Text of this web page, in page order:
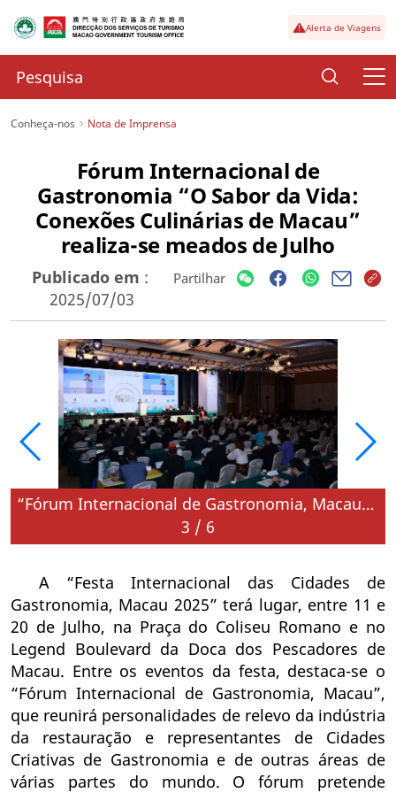
Alerta de Viagens
Conheça-nos Nota de Imprensa
Fórum Internacional de
Gastronomia “O Sabor da Vida:
Conexões Culinárias de Macau”
realiza-se meados de Julho
Publicado em :
2025/07/03
Partilhar
“Fórum Internacional de Gastronomia, Macau” promove intercâmbio internacional em cultura gastronómica em meados de Julho (imagem arquivo)
3 / 6
A “Festa Internacional das Cidades de
Gastronomia, Macau 2025” terá lugar, entre 11 e
20 de Julho, na Praça do Coliseu Romano e no
Legend Boulevard da Doca dos Pescadores de
Macau. Entre os eventos da festa, destaca-se o
“Fórum Internacional de Gastronomia, Macau”,
que reunirá personalidades de relevo da indústria
da restauração e representantes de Cidades
Criativas de Gastronomia e de outras áreas de
várias partes do mundo. O fórum pretende